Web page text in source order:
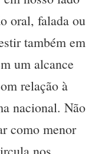
oral, falada ou
também em
um alcance
relação à
nacional. Não
como menor